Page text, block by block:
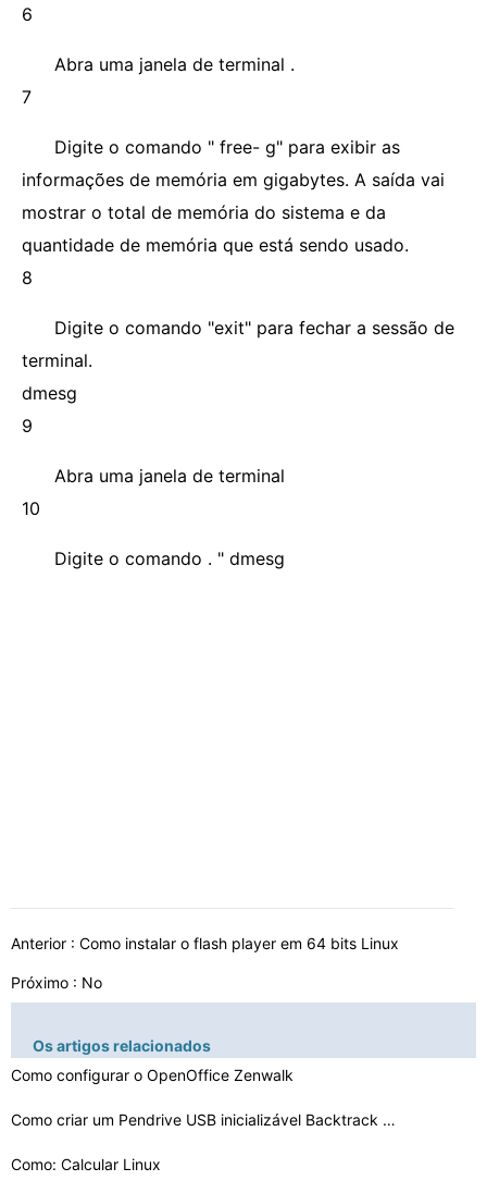
6
Abra uma janela de terminal .
7
Digite o comando " free- g" para exibir as
informações de memória em gigabytes. A saída vai
mostrar o total de memória do sistema e da
quantidade de memória que está sendo usado.
8
Digite o comando "exit" para fechar a sessão de
terminal.
dmesg
9
Abra uma janela de terminal
10
Digite o comando . " dmesg
Anterior : Como instalar o flash player em 64 bits Linux
Próximo : No
Os artigos relacionados
Como configurar o OpenOffice Zenwalk
Como criar um Pendrive USB inicializável Backtrack sem…
Como: Calcular Linux